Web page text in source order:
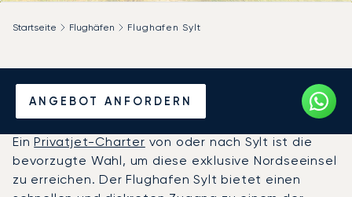
ANGEBOT ANFORDERN
Startseite Flughäfen Flughafen Sylt
Privatjet chartern zum
Flughafen Sylt
EinPrivatjet-Charter von oder nach Sylt ist die
bevorzugte Wahl, um diese exklusive Nordseeinsel
zu erreichen. Der Flughafen Sylt bietet einen